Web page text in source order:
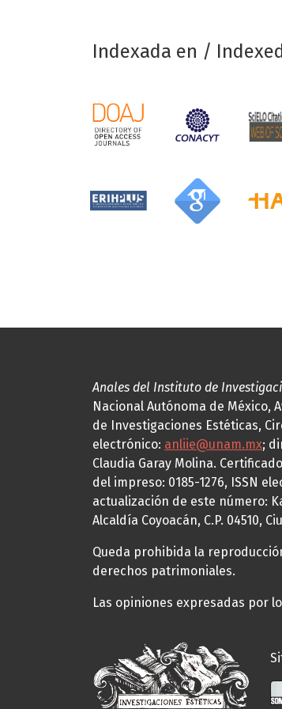
Indexada en /
Anales del Instituto de
Nacional Autónoma de México,
de Investigaciones Estéticas,
electrónico: anliie@unam.mx;
Claudia Garay Molina.
del impreso: 0185-1276, ISSN
actualización de este número:
Alcaldía Coyoacán, C.P. 04510,
Queda prohibida la
derechos patrimoniales.
Las opiniones expresadas por